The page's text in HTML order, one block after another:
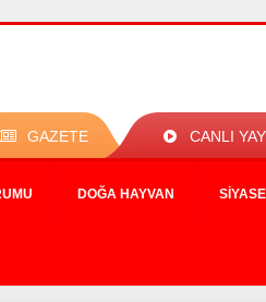
GAZETE CANLI
DOĞA HAYVAN